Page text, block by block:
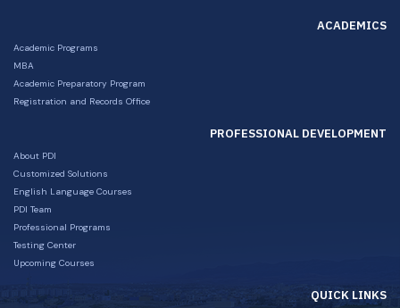
ACADEMICS
Academic Programs
MBA
Academic Preparatory Program
Registration and Records Office
PROFESSIONAL DEVELOPMENT
About PDI
Customized Solutions
English Language Courses
PDI Team
Professional Programs
Testing Center
Upcoming Courses
QUICK LINKS